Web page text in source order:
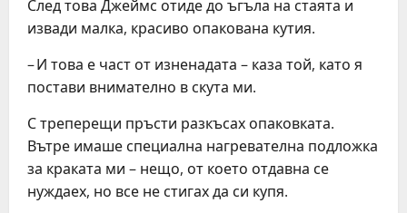
След това Джеймс отиде до ъгъла на стаята и
извади малка, красиво опакована кутия.
– И това е част от изненадата – каза той, като я
постави внимателно в скута ми.
С треперещи пръсти разкъсах опаковката.
Вътре имаше специална нагревателна подложка
за краката ми – нещо, от което отдавна се
нуждаех, но все не стигах да си купя.